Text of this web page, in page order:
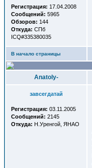
Регистрация: 17.04.2008
Сообщений: 5965
Обзоров: 144
Откуда: СПб
ICQ#335380035
В начало страницы
Anatoly-
завсегдатай
Регистрация: 03.11.2005
Сообщений: 2145
Откуда: Н.Уренгой, ЯНАО